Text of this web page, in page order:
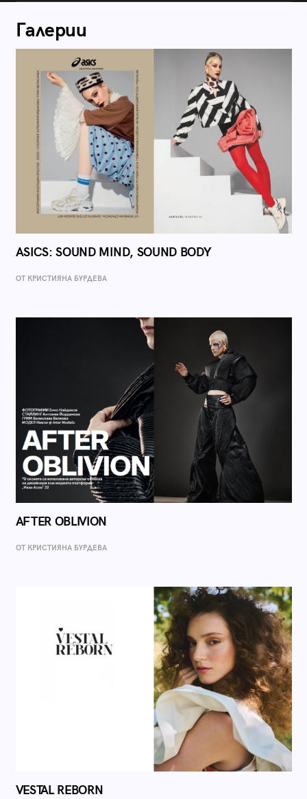
Галерии
ASICS: SOUND MIND, SOUND BODY
ОТ КРИСТИЯНА БУРДЕВА
AFTER OBLIVION
ОТ КРИСТИЯНА БУРДЕВА
VESTAL REBORN